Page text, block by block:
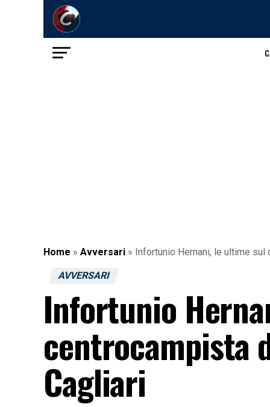
Home » Avversari » Infortunio Hernani, le ultime
AVVERSARI
Infortunio
centrocampista
Cagliari